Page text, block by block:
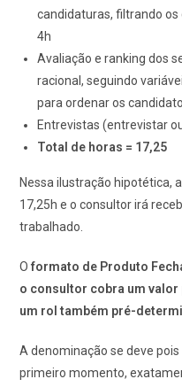
candidaturas, filtrando os
4h
Avaliação e ranking dos
racional, seguindo
para ordenar os
Entrevistas (entrevistar
Total de horas = 17,25
Nessa ilustração hipotética,
17,25h e o consultor irá
trabalhado.
Oformato de Produto
o consultor cobra um
um rol também pré-
A denominação se deve
primeiro momento,